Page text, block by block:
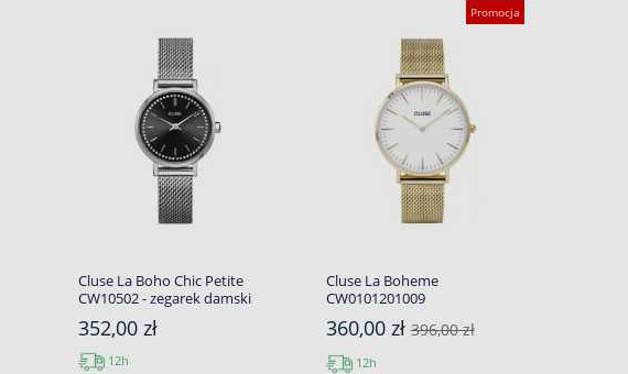
Cluse La Boho Chic Petite
CW10502 - zegarek damski
352,00 zł
12h
Promocja
Cluse La Boheme
CW0101201009
360,00 zł396,00 zł
12h